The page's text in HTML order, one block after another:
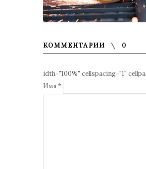
КОММЕНТАРИИ 0
idth="100%" cellspacing="1"
Имя *: